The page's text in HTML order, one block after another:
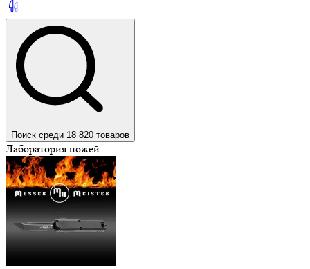
Поиск среди 18 820 товаров
Лаборатория ножей